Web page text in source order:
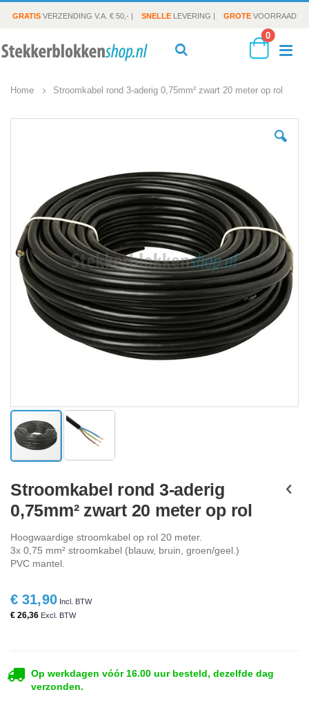
GRATIS VERZENDING V.A. € 50,- | SNELLE LEVERING | GROTE VOORRAAD
Cart
0
Home Stroomkabel rond 3-aderig 0,75mm² zwart 20 meter op rol
afbeeldingen-
gallerij
naar
het
begin
van
de
afbeeldingen-
gallerij
Stroomkabel rond 3-aderig
0,75mm² zwart 20 meter op rol
Hoogwaardige stroomkabel op rol 20 meter.
3x 0,75 mm² stroomkabel (blauw, bruin, groen/geel.)
PVC mantel.
€ 31,90
€ 26,36
Op werkdagen vóór 16.00 uur besteld, dezelfde dag
verzonden.